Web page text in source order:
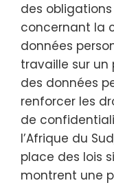
des
concernant la
données
travaille sur un
des données
renforcer les
de
l’Afrique du
place des lois
montrent une